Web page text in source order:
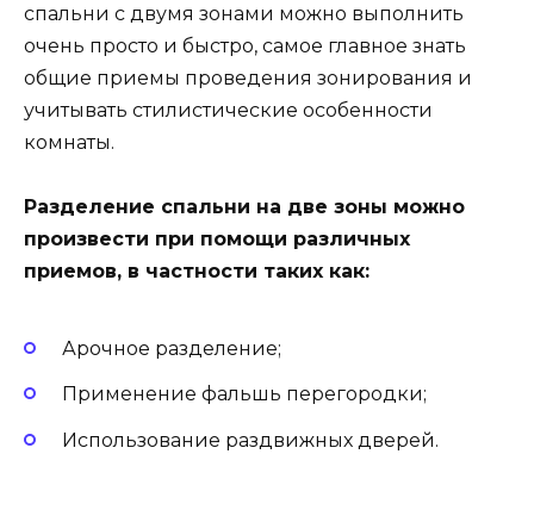
спальни с двумя зонами можно выполнить
очень просто и быстро, самое главное знать
общие приемы проведения зонирования и
учитывать стилистические особенности
комнаты.
Разделение спальни на две зоны можно
произвести при помощи различных
приемов, в частности таких как:
Арочное разделение;
Применение фальшь перегородки;
Использование раздвижных дверей.